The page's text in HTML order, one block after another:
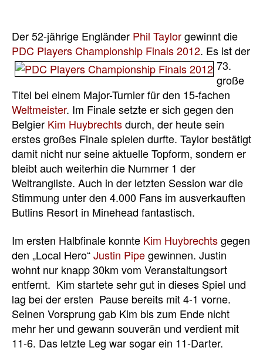
Der 52-jährige Engländer Phil Taylorgewinnt die
PDC PlayersChampionship Finals 2012. Es ist der
73.
große
Titel bei einem Major-Turnier für den 15-fachen
Weltmeister. Im Finale setzte er sich gegen den
Belgier Kim Huybrechtsdurch, der heute sein
erstes großes Finale spielen durfte. Taylor bestätigt
damit nicht nur seine aktuelle Topform, sondern er
bleibt auch weiterhin die Nummer 1 der
Weltrangliste. Auch in der letzten Session war die
Stimmung unter den 4.000 Fans im ausverkauften
Butlins Resort in Minehead fantastisch.
Im ersten Halbfinale konnte Kim Huybrechtsgegen
den „Local Hero“Justin Pipegewinnen. Justin
wohnt nur knapp 30km vom Veranstaltungsort
entfernt. Kim startete sehr gut in dieses Spiel und
lag bei der ersten Pause bereits mit 4-1 vorne.
Seinen Vorsprung gab Kim bis zum Ende nicht
mehr her und gewann souverän und verdient mit
11-6. Das letzte Leg war sogar ein 11-Darter.